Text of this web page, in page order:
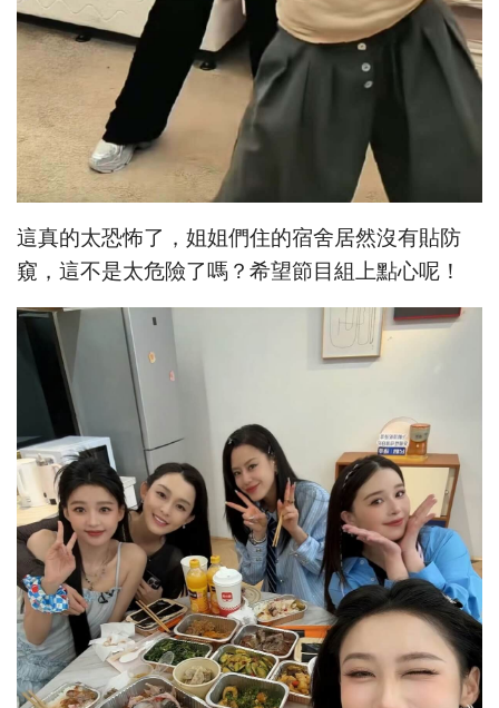
這真的太恐怖了，姐姐們住的宿舍居然沒有貼防
窺，這不是太危險了嗎？希望節目組上點心呢！